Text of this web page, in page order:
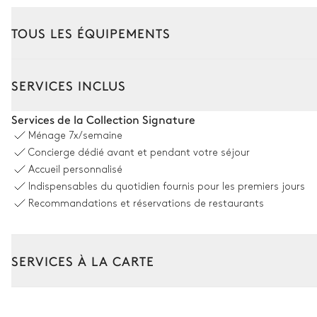
TOUS LES ÉQUIPEMENTS
Cheminée
TV
Table
Terrasse
Salle à manger
SERVICES INCLUS
Services de la Collection Signature
Ménage 7x/semaine
Concierge dédié avant et pendant votre séjour
Accueil personnalisé
Indispensables du quotidien fournis pour les premiers jours
Recommandations et réservations de restaurants
SERVICES À LA CARTE